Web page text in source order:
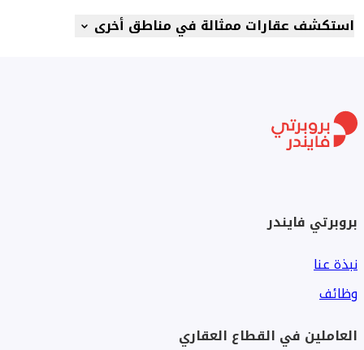
استكشف عقارات ممثالة في مناطق أخرى
بروبرتي فايندر
نبذة عنا
وظائف
العاملين في القطاع العقاري